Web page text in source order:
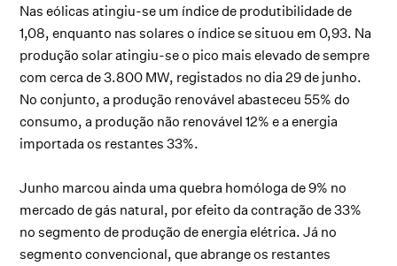
Nas eólicas atingiu-se um índice de produtibilidade de
1,08, enquanto nas solares o índice se situou em 0,93. Na
produção solar atingiu-se o pico mais elevado de sempre
com cerca de 3.800 MW, registados no dia 29 de junho.
No conjunto, a produção renovável abasteceu 55% do
consumo, a produção não renovável 12% e a energia
importada os restantes 33%.
Junho marcou ainda uma quebra homóloga de 9% no
mercado de gás natural, por efeito da contração de 33%
no segmento de produção de energia elétrica. Já no
segmento convencional, que abrange os restantes